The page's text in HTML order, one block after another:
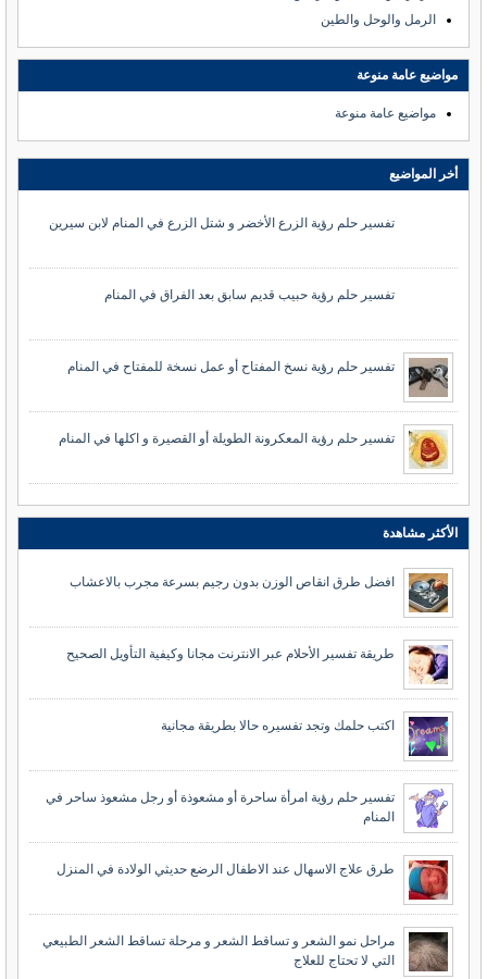
الرمل والوحل والطين
مواضيع عامة منوعة
مواضيع عامة منوعة
أخر المواضيع
تفسير حلم رؤية الزرع الأخضر و شتل الزرع في المنام لابن سيرين
تفسير حلم رؤية حبيب قديم سابق بعد الفراق في المنام
تفسير حلم رؤية نسخ المفتاح أو عمل نسخة للمفتاح في المنام
تفسير حلم رؤية المعكرونة الطويلة أو القصيرة و اكلها في المنام
الأكثر مشاهدة
افضل طرق انقاص الوزن بدون رجيم بسرعة مجرب بالاعشاب
طريقة تفسير الأحلام عبر الانترنت مجانا وكيفية التأويل الصحيح
اكتب حلمك وتجد تفسيره حالا بطريقة مجانية
تفسير حلم رؤية امرأة ساحرة أو مشعوذة أو رجل مشعوذ ساحر في
المنام
طرق علاج الاسهال عند الاطفال الرضع حديثي الولادة في المنزل
مراحل نمو الشعر و تساقط الشعر و مرحلة تساقط الشعر الطبيعي
التي لا تحتاج للعلاج